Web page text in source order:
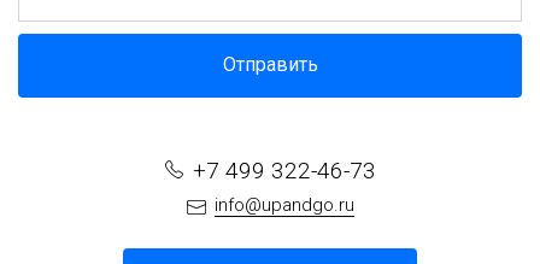
Отправить
+7 499 322-46-73
info@upandgo.ru